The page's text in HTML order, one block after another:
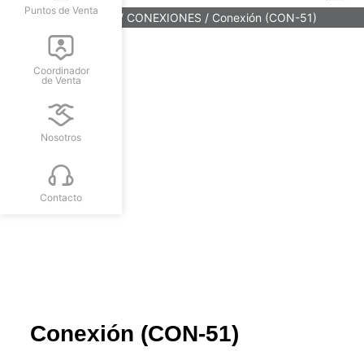
Puntos de Venta
Coordinador
de Venta
Nosotros
Contacto
Inicio/FERRETERÍA / CONEXIONES / Conexión (CON-51)
Conexión (CON-51)